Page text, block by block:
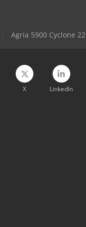
Agria 5900 Cyclone 22
X LinkedIn